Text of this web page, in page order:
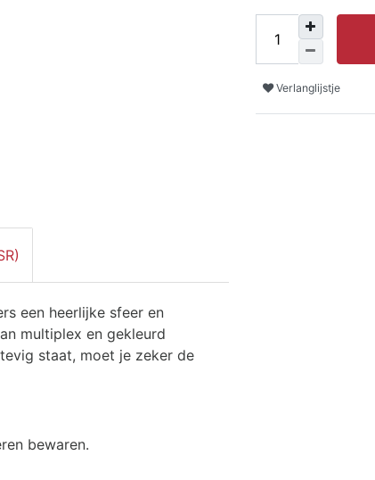
Verlanglijstje
een heerlijke sfeer en
multiplex en gekleurd
staat, moet je zeker de
bewaren.